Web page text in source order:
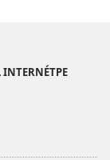
INTERNÉTPE